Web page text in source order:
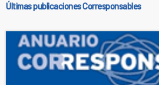
Últimas publicaciones Corresponsables